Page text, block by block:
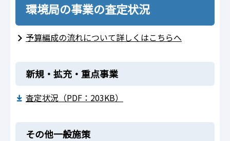
環境局の事業の査定状況
予算編成の流れについて詳しくはこちらへ
新規・拡充・重点事業
査定状況（PDF：203KB）
その他一般施策